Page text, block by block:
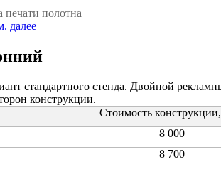
печа­ти полотна
далее
стан­дарт­но­го стен­да. Двой­ной
конструкции.
Сто­и­мость
8 000
8 700